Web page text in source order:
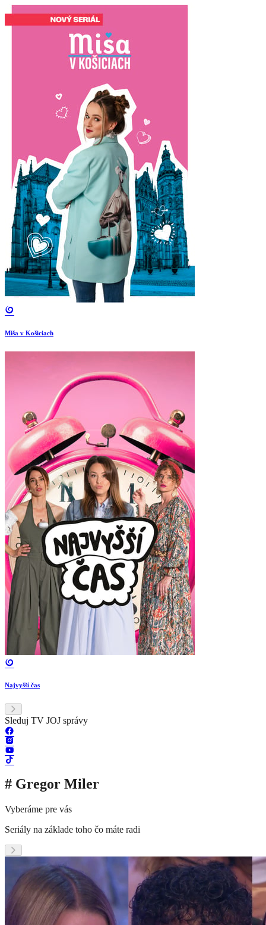
Miša v Košiciach
Najvyšší čas
Sleduj TV JOJ správy
# Gregor Miler
Vyberáme pre vás
Seriály na základe toho čo máte radi